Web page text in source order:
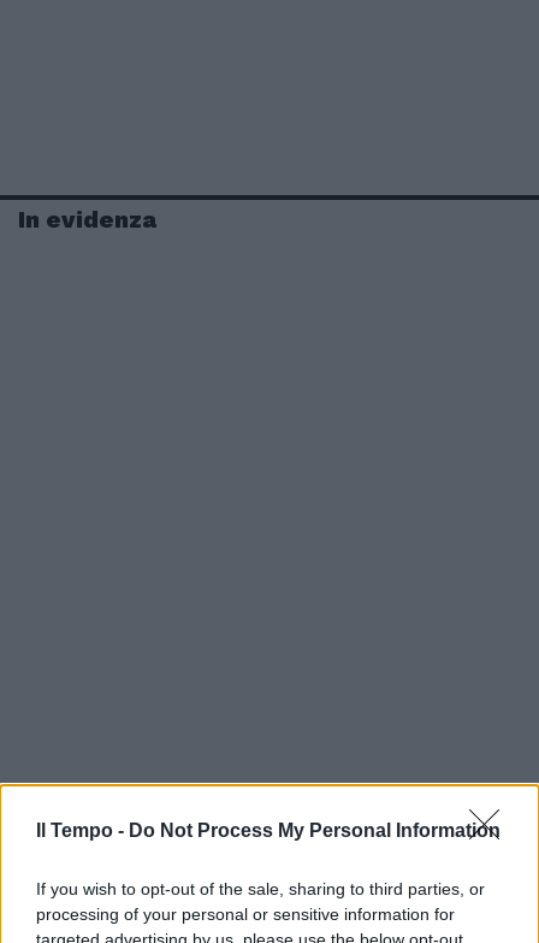
Il Tempo - Do Not Process My Personal Information
If you wish to opt-out of the sale, sharing to third parties, or
processing of your personal or sensitive information for
targeted advertising by us, please use the below opt-out
In evidenza